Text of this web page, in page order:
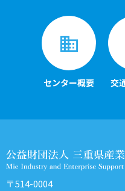
センター概要 交
〒514-0004